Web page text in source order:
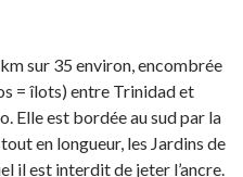
sur 35 environ, encombrée
= îlots) entre Trinidad et
Elle est bordée au sud par la
en longueur, les Jardins de
il est interdit de jeter l’ancre.